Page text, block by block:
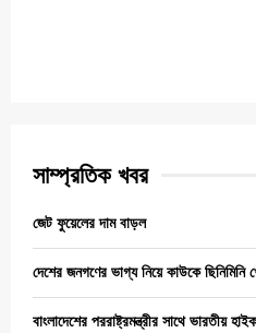
সাম্প্রতিক খবর
জেট ফুয়েলের দাম বাড়ল
দেশের জনগণের ভাগ্য নিয়ে কাউকে ছিনিমিনি
বাংলাদেশের পররাষ্ট্রমন্ত্রীর সাথে ভারতীয়